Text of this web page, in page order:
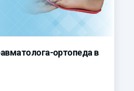
ортопеда в